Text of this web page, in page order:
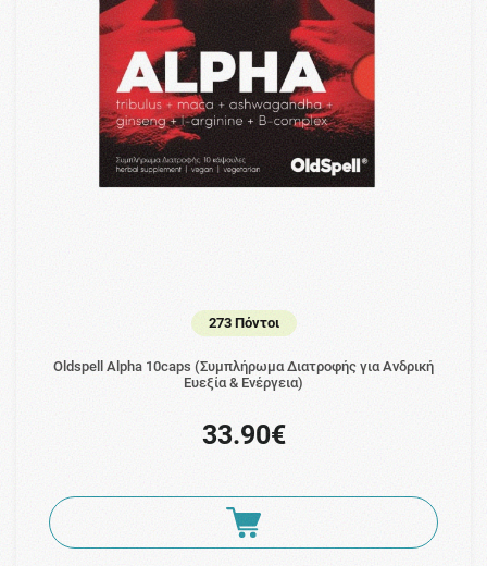
273 Πόντοι
Oldspell Alpha 10caps (Συμπλήρωμα Διατροφής για Ανδρική
Ευεξία & Ενέργεια)
33.90€